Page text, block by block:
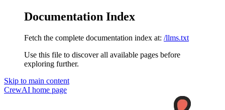
Documentation Index
Fetch the complete documentation index at: /llms.txt
Use this file to discover all available pages before
exploring further.
Skip to main content
CrewAI home page